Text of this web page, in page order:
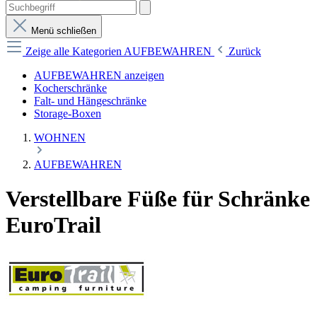
Menü schließen
Zeige alle Kategorien AUFBEWAHREN
Zurück
AUFBEWAHREN anzeigen
Kocherschränke
Falt- und Hängeschränke
Storage-Boxen
WOHNEN
AUFBEWAHREN
Verstellbare Füße für Schränke
EuroTrail